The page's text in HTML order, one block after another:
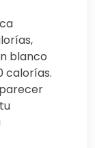
blanco
calorías.